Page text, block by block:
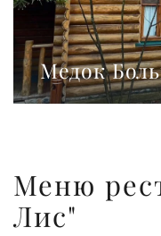
Медок
Меню
Лис"